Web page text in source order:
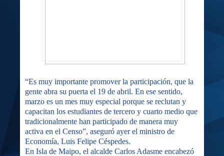
“Es muy importante promover la participación, que la
gente abra su puerta el 19 de abril. En ese sentido,
marzo es un mes muy especial porque se reclutan y
capacitan los estudiantes de tercero y cuarto medio que
tradicionalmente han participado de manera muy
activa en el Censo”, aseguró ayer el ministro de
Economía, Luis Felipe Céspedes.
En Isla de Maipo, el alcalde Carlos Adasme encabezó